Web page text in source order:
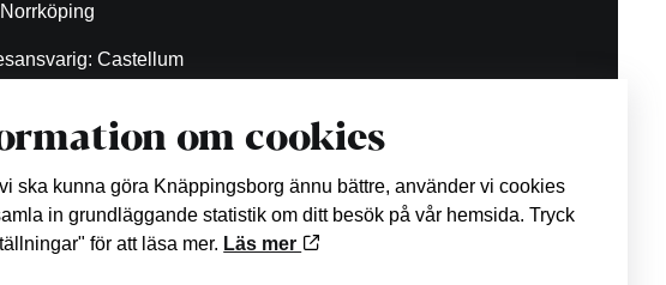
Castellum
53 11
om cookies
ska kunna göra Knäppingsborg ännu bättre, använder vi cookies
in grundläggande statistik om ditt besök på vår hemsida. Tryck
för att läsa mer. Läs mer